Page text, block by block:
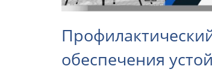
обеспечения